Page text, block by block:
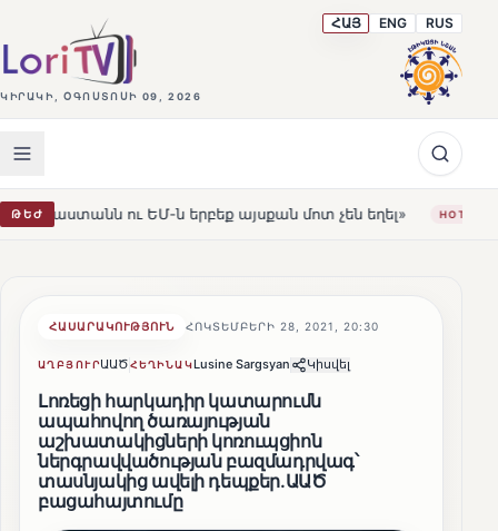
ԿԻՐԱԿԻ, ՕԳՈՍՏՈՍԻ 09, 2026
ՀԱՅ ENG RUS
ԹԵԺ
ն երբեք այսքան մոտ չեն եղել» HOT Լեռնահովիտի Սուրբ
ՀԱՍԱՐԱԿՈՒԹՅՈՒՆ ՀՈԿՏԵՄԲԵՐԻ 28, 2021, 20:30
ԱՂԲՅՈՒՐԱԱԾՀԵՂԻՆԱԿLusine Sargsyan Կիսվել
Լոռեցի հարկադիր կատարումն
ապահովող ծառայության
աշխատակիցների կոռուպցիոն
ներգրավվածության բազմադրվագ՝
տասնյակից ավելի դեպքեր.ԱԱԾ
բացահայտումը